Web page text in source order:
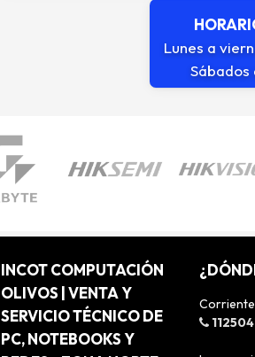
Lunes a
Sábados
INCOT COMPUTACIÓN
OLIVOS | VENTA Y
SERVICIO TÉCNICO DE
PC, NOTEBOOKS Y